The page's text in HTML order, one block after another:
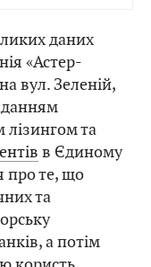
даних
«Астер-
вул. Зеленій,
лізингом та
в Єдиному
про те, що
та
а потім